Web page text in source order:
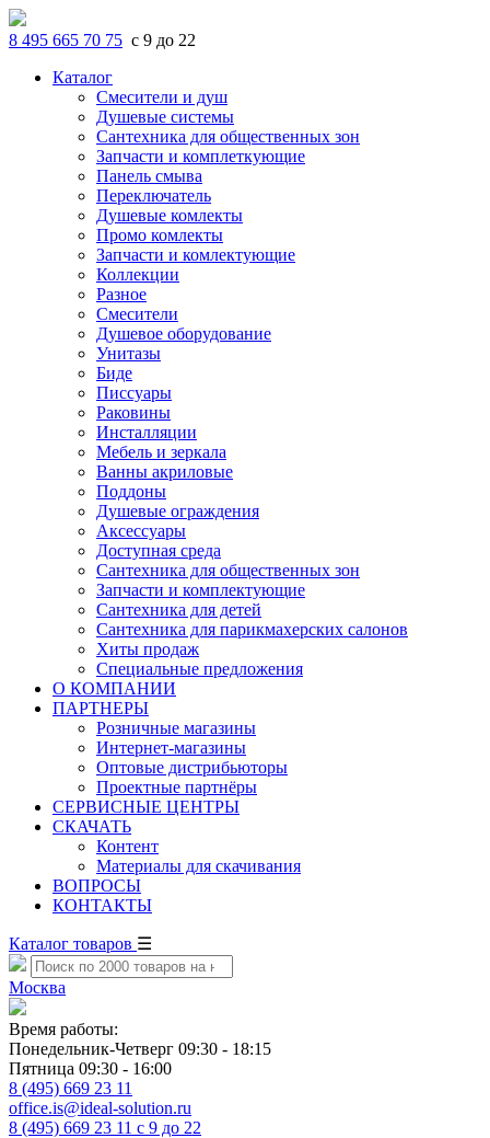
8 495 665 70 75 с 9 до 22
Каталог
Смесители и душ
Душевые системы
Сантехника для общественных зон
Запчасти и комплеткующие
Панель смыва
Переключатель
Душевые комлекты
Промо комлекты
Запчасти и комлектующие
Коллекции
Разное
Смесители
Душевое оборудование
Унитазы
Биде
Писсуары
Раковины
Инсталляции
Мебель и зеркала
Ванны акриловые
Поддоны
Душевые ограждения
Аксессуары
Доступная среда
Cантехника для общественных зон
Запчасти и комплектующие
Сантехника для детей
Сантехника для парикмахерских салонов
Хиты продаж
Специальные предложения
О КОМПАНИИ
ПАРТНЕРЫ
Розничные магазины
Интернет-магазины
Оптовые дистрибьюторы
Проектные партнёры
СЕРВИСНЫЕ ЦЕНТРЫ
СКАЧАТЬ
Контент
Материалы для скачивания
ВОПРОСЫ
КОНТАКТЫ
Каталог товаров ☰
Москва
Время работы:
Понедельник-Четверг 09:30 - 18:15
Пятница 09:30 - 16:00
8 (495) 669 23 11
office.is@ideal-solution.ru
8 (495) 669 23 11 с 9 до 22